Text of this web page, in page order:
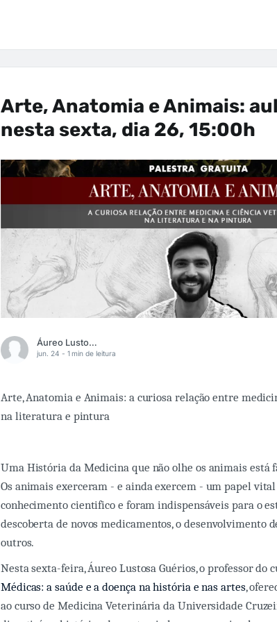
Arte, Anatomia e Animais:
nesta sexta, dia 26, 15:00h
Áureo Lustosa Guérios
jun. 24 - 1 min de leitura
Arte, Anatomia e Animais: a curiosa relação entre
na literatura e pintura
Uma História da Medicina que não olhe os animais está
Os animais exerceram - e ainda exercem - um papel
conhecimento cientifico e foram indispensáveis para o
descoberta de novos medicamentos, o desenvolvimento
outros.
Nesta sexta-feira, Áureo Lustosa Guérios, o professor do
Médicas: a saúde e a doença na história e nas artes,
ao curso de Medicina Veterinária da Universidade